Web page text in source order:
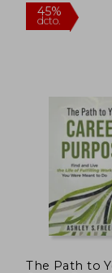
40%
The Path to